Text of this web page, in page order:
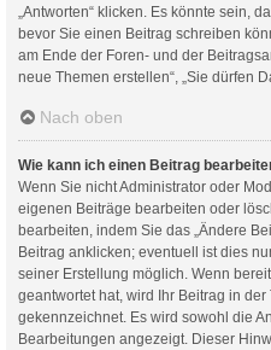
„Antworten“ klicken. Es könnte sein,
bevor Sie einen Beitrag schreiben
am Ende der Foren- und der
neue Themen erstellen“, „Sie dürfen
Nach oben
Wie kann ich einen Beitrag
Wenn Sie nicht Administrator oder
eigenen Beiträge bearbeiten oder
bearbeiten, indem Sie das „Ändere
Beitrag anklicken; eventuell ist dies
seiner Erstellung möglich. Wenn
geantwortet hat, wird Ihr Beitrag in
gekennzeichnet. Es wird sowohl die
Bearbeitungen angezeigt. Dieser